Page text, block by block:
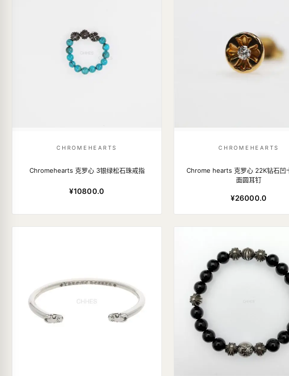
CHROMEHEARTS
Chromehearts 克罗心 3银绿松石珠戒指
¥10800.0
CHROMEHEARTS
Chrome hearts 克罗心 22K钻石凹
面圆耳钉
¥26000.0